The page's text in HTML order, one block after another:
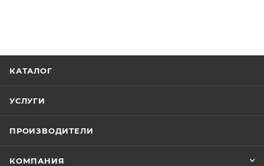
КАТАЛОГ
УСЛУГИ
ПРОИЗВОДИТЕЛИ
КОМПАНИЯ